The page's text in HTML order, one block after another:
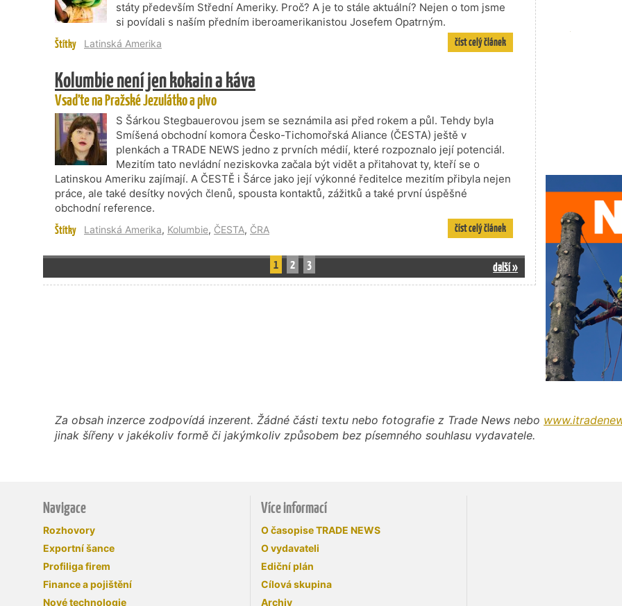
státy především Střední Ameriky. Proč? A je to stále aktuální? Nejen o tom jsme
si povídali s naším předním iberoamerikanistou Josefem Opatrným.
Štítky Latinská Amerika číst celý článek
Kolumbie není jen kokain a káva
Vsaďte na Pražské Jezulátko a pivo
S Šárkou Stegbauerovou jsem se seznámila asi před rokem a půl. Tehdy byla
Smíšená obchodní komora Česko-Tichomořská Aliance (ČESTA) ještě v
plenkách a TRADE NEWS jedno z prvních médií, které rozpoznalo její potenciál.
Mezitím tato nevládní neziskovka začala být vidět a přitahovat ty, kteří se o
Latinskou Ameriku zajímají. A ČESTĚ i Šárce jako její výkonné ředitelce mezitím přibyla nejen
práce, ale také desítky nových členů, spousta kontaktů, zážitků a také první úspěšné
obchodní reference.
Štítky Latinská Amerika, Kolumbie, ČESTA, ČRA číst celý článek
1 2 3 další »
Za obsah inzerce zodpovídá inzerent. Žádné části textu nebo fotografie z Trade News nebo
jinak šířeny v jakékoliv formě či jakýmkoliv způsobem bez písemného souhlasu vydavatele.
Navigace
Rozhovory
Exportní šance
Profiliga firem
Finance a pojištění
Nové technologie
Více informací
O časopise TRADE NEWS
O vydavateli
Ediční plán
Cílová skupina
Archiv